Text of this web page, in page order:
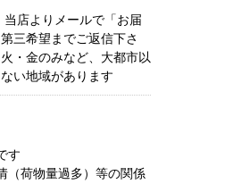
店よりメールで「お届
三希望までご返信下さ
・金のみなど、大都市以
い地域があります
す
（荷物量過多）等の関係